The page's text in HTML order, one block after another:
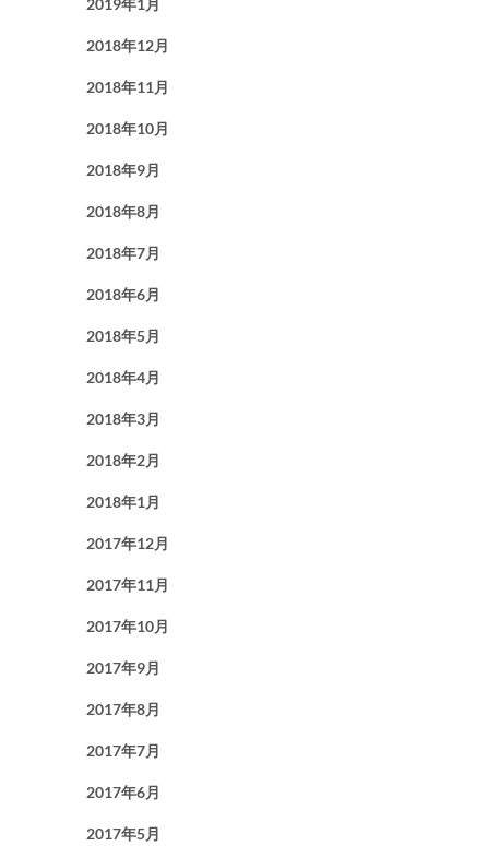
2019年1月
2018年12月
2018年11月
2018年10月
2018年9月
2018年8月
2018年7月
2018年6月
2018年5月
2018年4月
2018年3月
2018年2月
2018年1月
2017年12月
2017年11月
2017年10月
2017年9月
2017年8月
2017年7月
2017年6月
2017年5月